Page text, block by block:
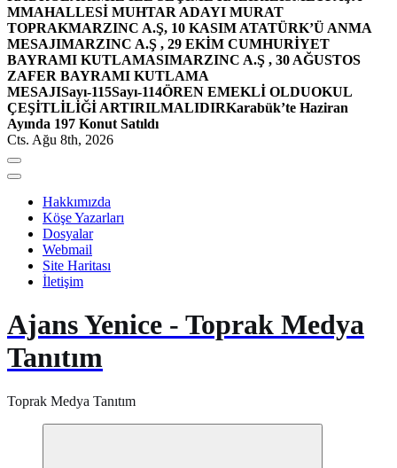
MMAHALLESİ MUHTAR ADAYI MURAT
TOPRAKMARZINC A.Ş, 10 KASIM ATATÜRK’Ü ANMA
MESAJIMARZINC A.Ş , 29 EKİM CUMHURİYET
BAYRAMI KUTLAMASIMARZINC A.Ş , 30 AĞUSTOS
ZAFER BAYRAMI KUTLAMA
MESAJISayı-115Sayı-114ÖREN EMEKLİ OLDUOKUL
ÇEŞİTLİLİĞİ ARTIRILMALIDIRKarabük’te Haziran
Ayında 197 Konut Satıldı
Cts. Ağu 8th, 2026
Hakkımızda
Köşe Yazarları
Dosyalar
Webmail
Site Haritası
İletişim
Ajans Yenice - Toprak Medya
Tanıtım
Toprak Medya Tanıtım